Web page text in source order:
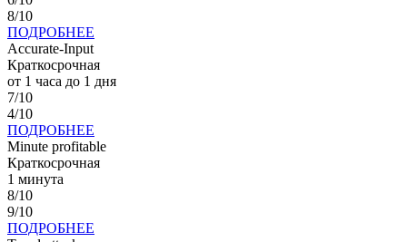
8/10
ПОДРОБНЕЕ
Accurate-Input
Краткосрочная
от 1 часа до 1 дня
7/10
4/10
ПОДРОБНЕЕ
Minute profitable
Краткосрочная
1 минута
8/10
9/10
ПОДРОБНЕЕ